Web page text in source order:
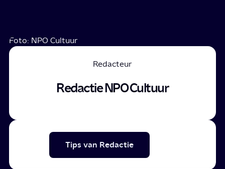
Foto: NPO Cultuur
Redacteur
Redactie NPO Cultuur
Tips van Redactie